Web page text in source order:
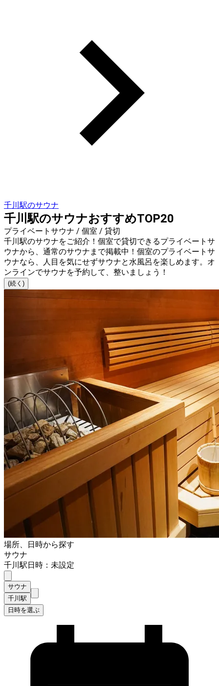
千川駅のサウナ
千川駅のサウナおすすめTOP20
プライベートサウナ / 個室 / 貸切
千川駅のサウナをご紹介！個室で貸切できるプライベートサ
ウナから、通常のサウナまで掲載中！個室のプライベートサ
ウナなら、人目を気にせずサウナと水風呂を楽しめます。オ
ンラインでサウナを予約して、整いましょう！
(続く)
場所、日時から探す
サウナ
千川駅日時：未設定
サウナ
千川駅
日時を選ぶ